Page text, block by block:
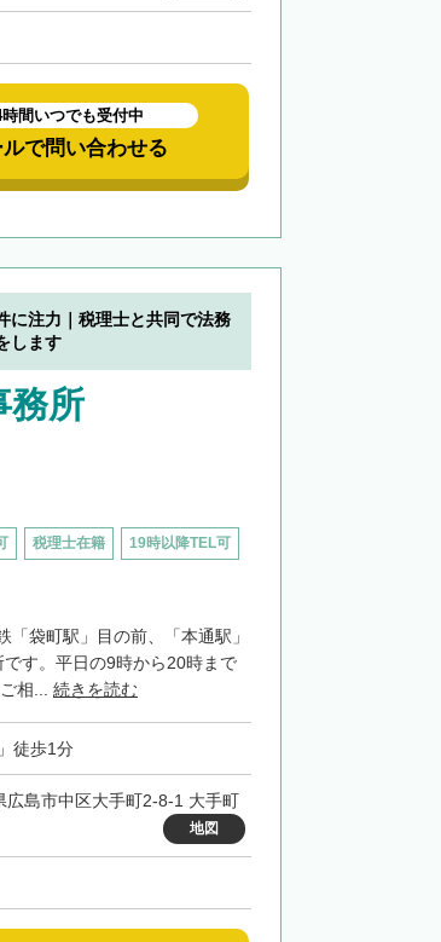
間いつでも受付中
で問い合わせる
に注力｜税理士と共同で法務
します
務所
税理士在籍 19時以降TEL可
袋町駅」目の前、「本通駅」
す。平日の9時から20時まで
相... 続きを読む
徒歩1分
広島市中区大手町2-8-1 大手町
地図